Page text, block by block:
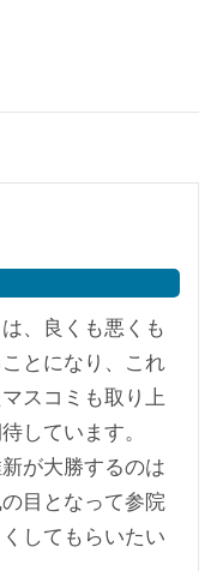
、良くも悪くも
とになり、これ
スコミも取り上
しています。
が大勝するのは
目となって参院
してもらいたい